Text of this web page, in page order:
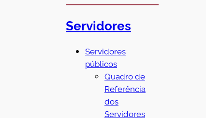
Servidores
Servidores
públicos
Quadro de
Referência
dos
Servidores